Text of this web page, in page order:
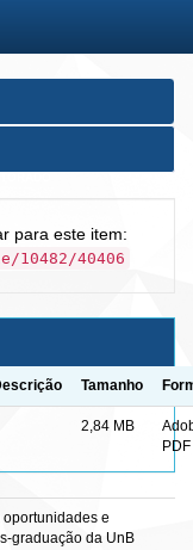
para este item:
40406
Tamanho
2,84 MB
PDF
oportunidades e
graduação da UnB